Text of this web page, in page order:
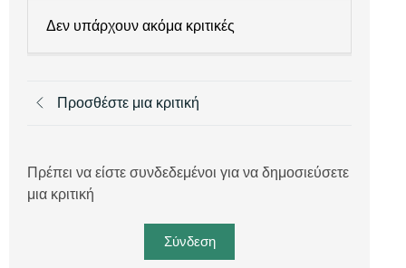
Δεν υπάρχουν ακόμα κριτικές
Προσθέστε μια κριτική
Πρέπει να είστε συνδεδεμένοι για να δημοσιεύσετε
μια κριτική
Σύνδεση